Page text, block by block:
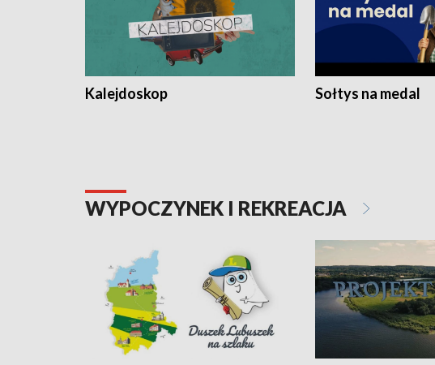
Kalejdoskop Sołtys na medal
WYPOCZYNEK I REKREACJA